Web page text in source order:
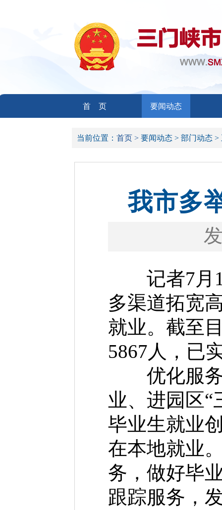
首 页 要闻动态
当前位置： 首页 > 要闻动态 > 部门动态 >
我市多
记者7月15
多渠道拓宽
就业。截至
5867人，已
优化服务
业、进园区“
毕业生就业
在本地就业
务，做好毕
跟踪服务，